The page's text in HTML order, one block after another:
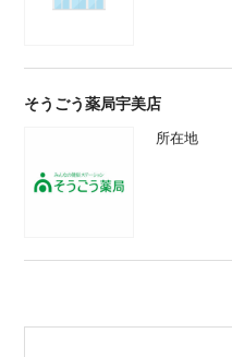
そうごう薬局宇美店
所在地